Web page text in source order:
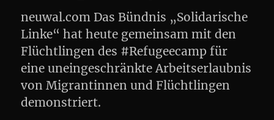
neuwal.com Das Bündnis „Solidarische
Linke“ hat heute gemeinsam mit den
Flüchtlingen des #Refugeecamp für
eine uneingeschränkte Arbeitserlaubnis
von Migrantinnen und Flüchtlingen
demonstriert.